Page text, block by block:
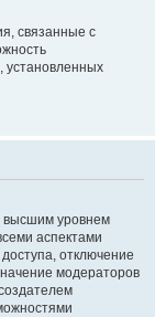
связанные с
установленных
высшим уровнем
аспектами
отключение
модераторов